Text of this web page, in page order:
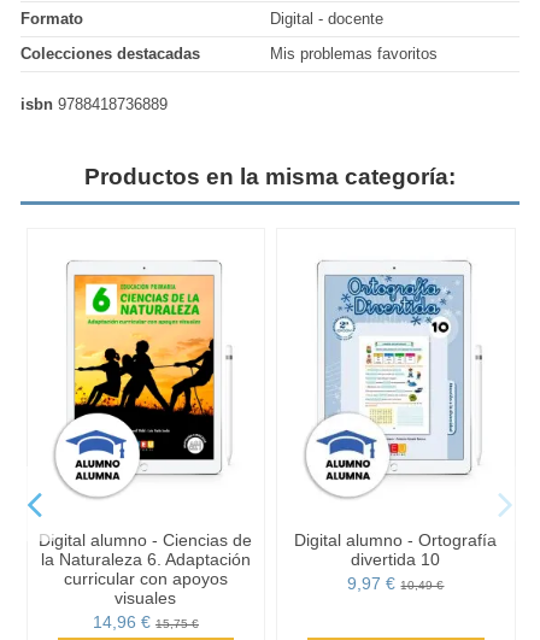
Formato
Digital - docente
Colecciones destacadas
Mis problemas favoritos
isbn 9788418736889
Productos en la misma categoría:
Digital alumno - Ciencias de
la Naturaleza 6. Adaptación
curricular con apoyos
visuales
14,96 € 15,75 €
Digital alumno - Ortografía
divertida 10
9,97 €10,49 €